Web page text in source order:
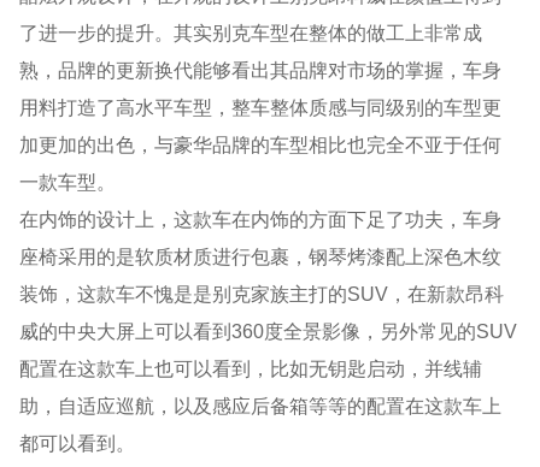
了进一步的提升。其实别克车型在整体的做工上非常成
熟，品牌的更新换代能够看出其品牌对市场的掌握，车身
用料打造了高水平车型，整车整体质感与同级别的车型更
加更加的出色，与豪华品牌的车型相比也完全不亚于任何
一款车型。
在内饰的设计上，这款车在内饰的方面下足了功夫，车身
座椅采用的是软质材质进行包裹，钢琴烤漆配上深色木纹
装饰，这款车不愧是是别克家族主打的SUV，在新款昂科
威的中央大屏上可以看到360度全景影像，另外常见的SUV
配置在这款车上也可以看到，比如无钥匙启动，并线辅
助，自适应巡航，以及感应后备箱等等的配置在这款车上
都可以看到。